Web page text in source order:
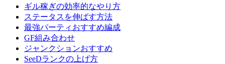
ギル稼ぎの効率的なやり方
ステータスを伸ばす方法
最強パーティおすすめ編成
GF組み合わせ
ジャンクションおすすめ
SeeDランクの上げ方